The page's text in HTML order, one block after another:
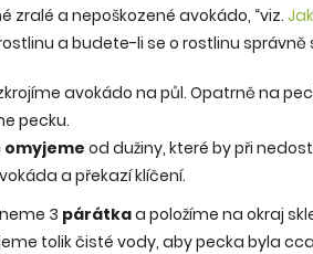
zralé a nepoškozené avokádo, “viz.
a budete-li se o rostlinu
avokádo na půl. Opatrně na
pecku.
omyjeme od dužiny, které by při
a překazí klíčení.
3 párátkaa položíme na okraj
tolik čisté vody, aby pecka byla